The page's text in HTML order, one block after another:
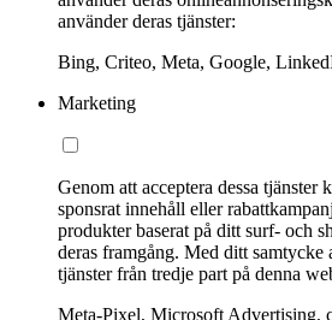
använder deras tjänster:
Bing, Criteo, Meta, Google,
Marketing
Genom att acceptera dessa tjänster
sponsrat innehåll eller
produkter baserat på ditt surf- och
deras framgång. Med ditt
tjänster från tredje part på denna
Meta-Pixel, Microsoft Advertising,